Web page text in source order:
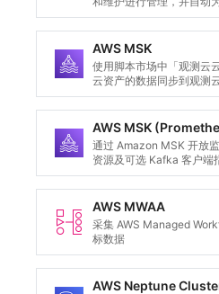
AWS MSK
使用脚本市场中「观测云
云资产的数据同步到观测
AWS MSK
通过 Amazon MSK 开放
资源及可选 Kafka 客户端
迟、连接、Topic、
AWS MWAA
采集 AWS Managed
标数据
AWS Neptune